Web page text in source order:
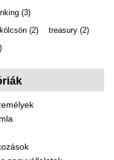
(3)
(2) treasury (2)